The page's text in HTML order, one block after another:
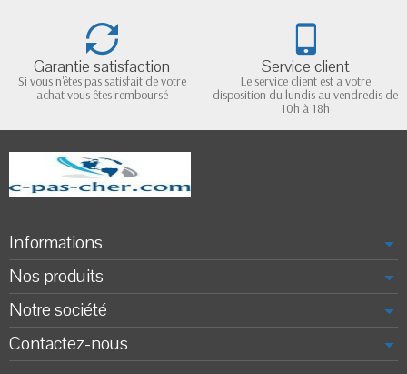
Garantie satisfaction
Si vous n'êtes pas satisfait de votre
achat vous êtes remboursé
Service client
Le service client est a votre
disposition du lundis au vendredis de
10h à 18h
Informations
Nos produits
Notre société
Contactez-nous